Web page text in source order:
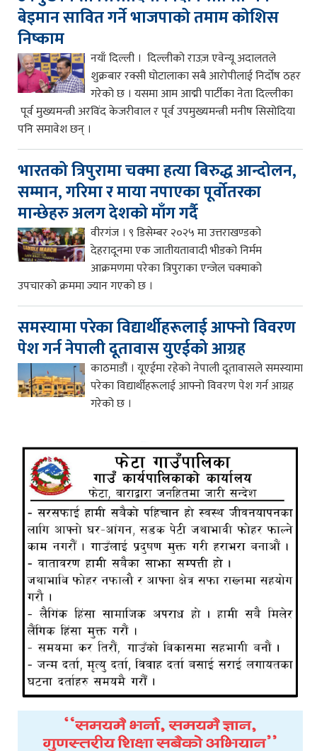
बेइमान सावित गर्ने भाजपाको तमाम कोशिस
निष्काम
नयाँ दिल्ली । दिल्लीको राउज़ एवेन्यू अदालतले
शुक्रबार रक्सी घोटालाका सबै आरोपीलाई निर्दोष ठहर
गरेको छ । यसमा आम आद्मी पार्टीका नेता दिल्लीका
पूर्व मुख्यमन्त्री अरविंद केजरीवाल र पूर्व उपमुख्यमन्त्री मनीष सिसोदिया
पनि समावेश छन् ।
भारतको त्रिपुरामा चक्मा हत्या बिरुद्ध आन्दोलन,
सम्मान, गरिमा र माया नपाएका पूर्वोतरका
मान्छेहरु अलग देशको माँग गर्दै
वीरगंज । ९ डिसेम्बर २०२५ मा उत्तराखण्डको
देहरादूनमा एक जातीयतावादी भीडको निर्मम
आक्रमणमा परेका त्रिपुराका एन्जेल चक्माको
उपचारको क्रममा ज्यान गएको छ ।
समस्यामा परेका विद्यार्थीहरूलाई आफ्नो विवरण
पेश गर्न नेपाली दूतावास युएईको आग्रह
काठमाडौं । यूएईमा रहेको नेपाली दूतावासले समस्यामा
परेका विद्यार्थीहरूलाई आफ्नो विवरण पेश गर्न आग्रह
गरेको छ ।